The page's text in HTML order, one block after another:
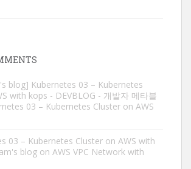
blog] Kubernetes 03 – Kubernetes
with kops - DEVBLOG - 개발자 메타블
03 – Kubernetes Cluster on AWS
03 – Kubernetes Cluster on AWS with
blog on AWS VPC Network with